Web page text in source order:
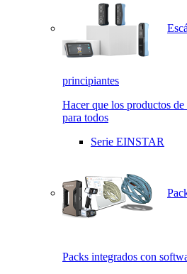
principiantes
Hacer que los productos
para todos
Serie EINSTAR
Packs integrados con